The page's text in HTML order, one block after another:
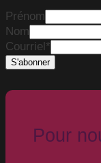
Prénom
Nom
Courriel*
Pour